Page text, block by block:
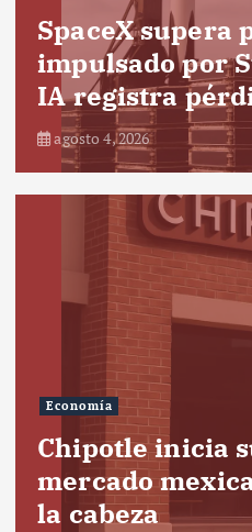
SpaceX supera
impulsado por
IA registra
agosto 4, 2026
Economía
Chipotle inicia
mercado
la cabeza